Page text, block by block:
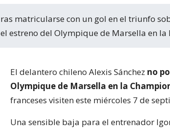
el estreno del Olympique de Marsella en la
El delantero chileno Alexis Sánchez no
Olympique de Marsella en la
franceses visiten este miércoles 7 de
Una sensible baja para el entrenador Igor